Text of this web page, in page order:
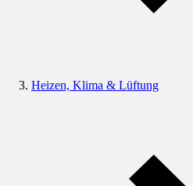
Heizen, Klima & Lüftung